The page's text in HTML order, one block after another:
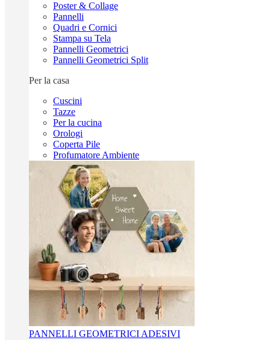
Poster & Collage
Pannelli
Quadri e Cornici
Stampa su Tela
Pannelli Geometrici
Pannelli Geometrici Split
Per la casa
Cuscini
Tazze
Per la cucina
Orologi
Coperta Pile
Profumatore Ambiente
PANNELLI GEOMETRICI ADESIVI